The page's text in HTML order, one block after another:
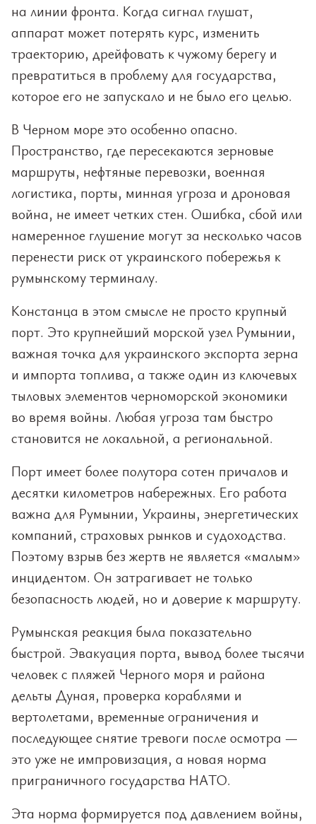
на линии фронта. Когда сигнал глушат,
аппарат может потерять курс, изменить
траекторию, дрейфовать к чужому берегу и
превратиться в проблему для государства,
которое его не запускало и не было его целью.
В Черном море это особенно опасно.
Пространство, где пересекаются зерновые
маршруты, нефтяные перевозки, военная
логистика, порты, минная угроза и дроновая
война, не имеет четких стен. Ошибка, сбой или
намеренное глушение могут за несколько часов
перенести риск от украинского побережья к
румынскому терминалу.
Констанца в этом смысле не просто крупный
порт. Это крупнейший морской узел Румынии,
важная точка для украинского экспорта зерна
и импорта топлива, а также один из ключевых
тыловых элементов черноморской экономики
во время войны. Любая угроза там быстро
становится не локальной, а региональной.
Порт имеет более полутора сотен причалов и
десятки километров набережных. Его работа
важна для Румынии, Украины, энергетических
компаний, страховых рынков и судоходства.
Поэтому взрыв без жертв не является «малым»
инцидентом. Он затрагивает не только
безопасность людей, но и доверие к маршруту.
Румынская реакция была показательно
быстрой. Эвакуация порта, вывод более тысячи
человек с пляжей Черного моря и района
дельты Дуная, проверка кораблями и
вертолетами, временные ограничения и
последующее снятие тревоги после осмотра —
это уже не импровизация, а новая норма
приграничного государства НАТО.
Эта норма формируется под давлением войны,